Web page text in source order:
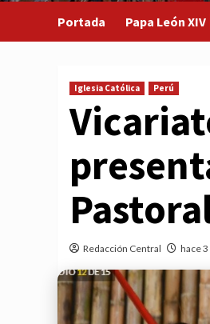
Portada Papa León XIV
Iglesia Católica Perú
Redacción Central hace